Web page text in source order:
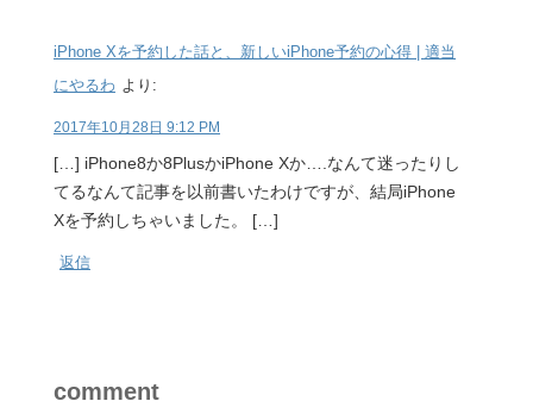
iPhone Xを予約した話と、新しいiPhone予約の心得 | 適当
にやるわ より:
2017年10月28日 9:12 PM
[…] iPhone8か8PlusかiPhone Xか….なんて迷ったりし
てるなんて記事を以前書いたわけですが、結局iPhone
Xを予約しちゃいました。 […]
返信
comment